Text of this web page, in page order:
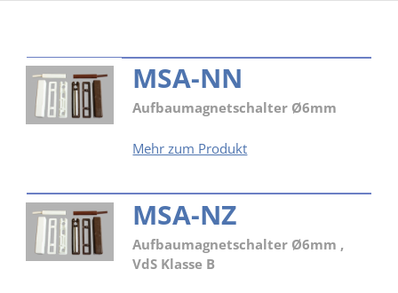
MSA-NN
Aufbaumagnetschalter Ø6mm
Mehr zum ProduktMSA-
MSA-NZ
Aufbaumagnetschalter Ø6mm ,
VdS Klasse B